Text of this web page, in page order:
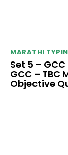
MARATHI
Set 5 – GCC
GCC –
Objective